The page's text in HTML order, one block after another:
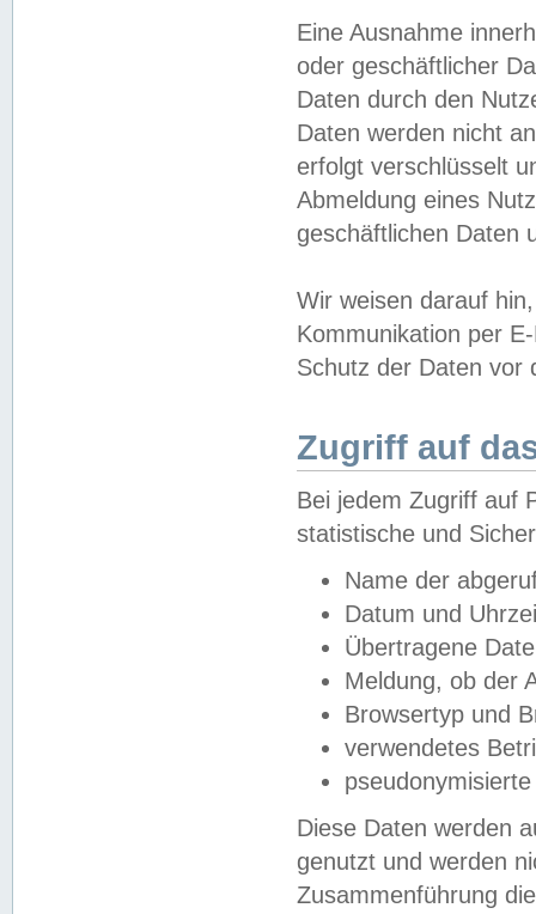
Eine Ausnahme
oder geschäftlicher
Daten durch den
Daten werden nicht
erfolgt verschlüsselt
Abmeldung eines
geschäftlichen Daten
Wir weisen darauf
Kommunikation per
Schutz der Daten vor
Zugriff auf
Bei jedem Zugriff auf
statistische und
Name der
Datum und
Übertragene
Meldung, ob der
Browsertyp und
verwendetes
Diese Daten werden
genutzt und werden
Zusammenführung